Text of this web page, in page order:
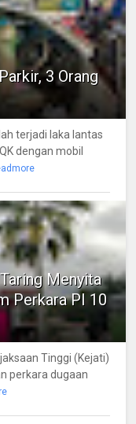
3 Orang
terjadi laka lantas
dengan mobil
Menyita
Perkara PI 10
Tinggi (Kejati)
perkara dugaan